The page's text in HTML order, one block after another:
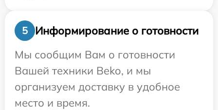
5
Информирование о готовности
Мы сообщим Вам о готовности
Вашей техники Beko, и мы
организуем доставку в удобное
место и время.